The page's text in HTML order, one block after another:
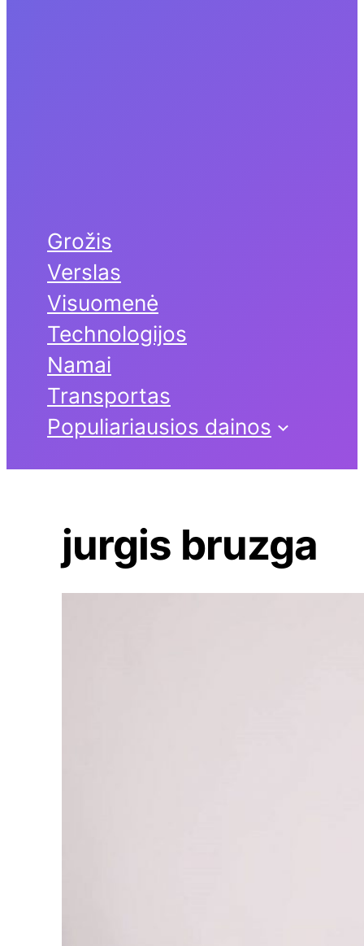
Grožis
Verslas
Visuomenė
Technologijos
Namai
Transportas
Populiariausios dainos
jurgis bruzga